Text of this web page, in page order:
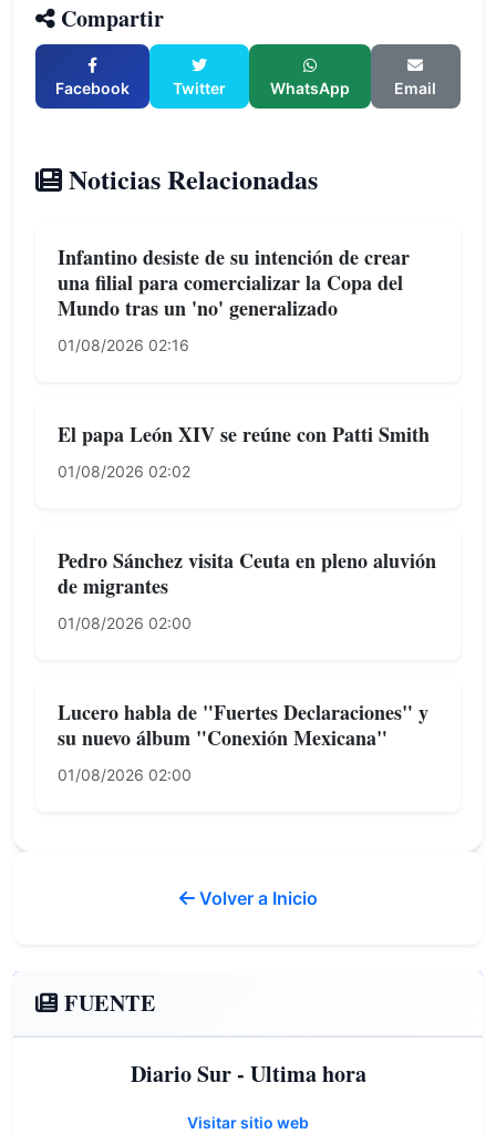
Compartir
Facebook Twitter WhatsApp Email
Noticias Relacionadas
Infantino desiste de su intención de crear
una filial para comercializar la Copa del
Mundo tras un 'no' generalizado
01/08/2026 02:16
El papa León XIV se reúne con Patti Smith
01/08/2026 02:02
Pedro Sánchez visita Ceuta en pleno aluvión
de migrantes
01/08/2026 02:00
Lucero habla de "Fuertes Declaraciones" y
su nuevo álbum "Conexión Mexicana"
01/08/2026 02:00
Volver a Inicio
FUENTE
Diario Sur - Ultima hora
Visitar sitio web